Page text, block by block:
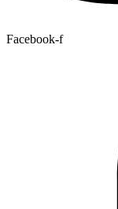
Facebook-f